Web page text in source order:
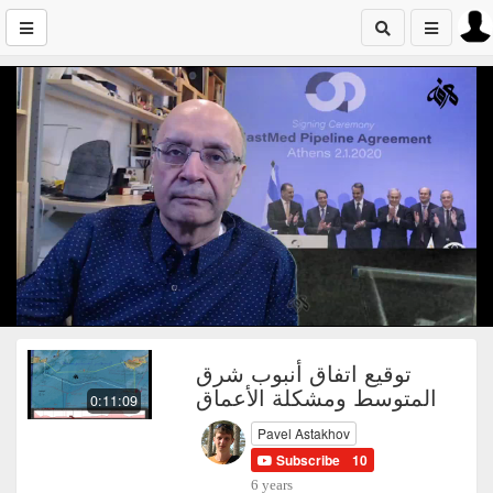
0:11:09
توقيع اتفاق أنبوب شرق
المتوسط ومشكلة الأعماق
Pavel Astakhov
Subscribe 10
6 years